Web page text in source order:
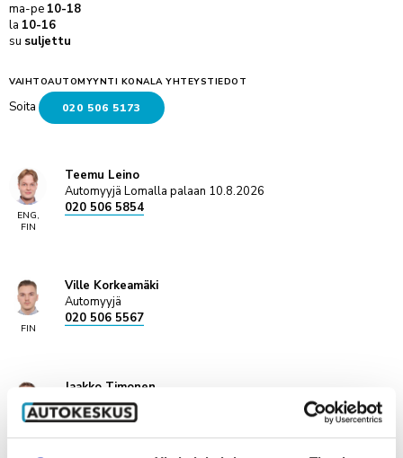
ma-pe 10-18
la 10-16
su suljettu
VAIHTOAUTOMYYNTI KONALA YHTEYSTIEDOT
Soita 020 506 5173
ENG,
FIN
Teemu Leino
Automyyjä Lomalla palaan 10.8.2026
020 506 5854
FIN
Ville Korkeamäki
Automyyjä
020 506 5567
ENG,
FIN
Jaakko Timonen
Automyyjä
020 506 5798